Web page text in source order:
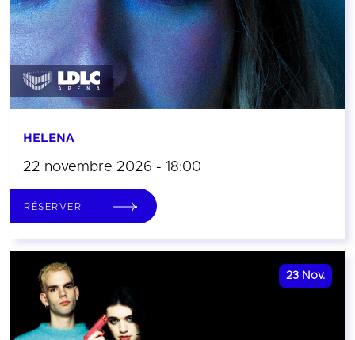
HELENA
22 novembre 2026 - 18:00
RÉSERVER
23 Nov.